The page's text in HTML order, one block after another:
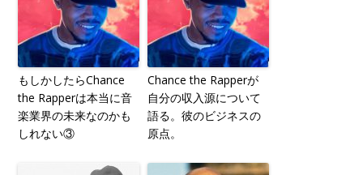
もしかしたらChance
the Rapperは本当に音
楽業界の未来なのかも
しれない③
Chance the Rapperが
自分の収入源について
語る。彼のビジネスの
原点。